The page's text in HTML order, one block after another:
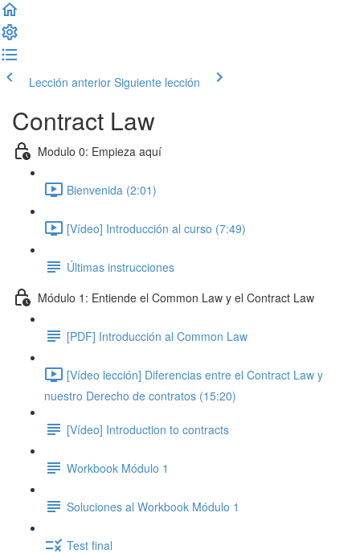
Lección anterior Siguiente lección
Contract Law
Modulo 0: Empieza aquí
Bienvenida (2:01)
[Vídeo] Introducción al curso (7:49)
Últimas instrucciones
Módulo 1: Entiende el Common Law y el Contract Law
[PDF] Introducción al Common Law
[Vídeo lección] Diferencias entre el Contract Law y
nuestro Derecho de contratos (15:20)
[Vídeo] Introduction to contracts
Workbook Módulo 1
Soluciones al Workbook Módulo 1
Test final